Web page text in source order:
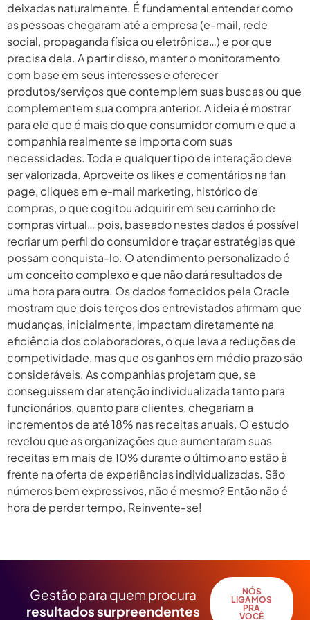
deixadas naturalmente. É fundamental entender como
as pessoas chegaram até a empresa (e-mail, rede
social, propaganda física ou eletrônica…) e por que
precisa dela. A partir disso, manter o monitoramento
com base em seus interesses e oferecer
produtos/serviços que contemplem suas buscas ou que
complementem sua compra anterior. A ideia é mostrar
para ele que é mais do que consumidor comum e que a
companhia realmente se importa com suas
necessidades. Toda e qualquer tipo de interação deve
ser valorizada. Aproveite os likes e comentários na fan
page, cliques em e-mail marketing, histórico de
compras, o que cogitou adquirir em seu carrinho de
compras virtual… pois, baseado nestes dados é possível
recriar um perfil do consumidor e traçar estratégias que
possam conquista-lo. O atendimento personalizado é
um conceito complexo e que não dará resultados de
uma hora para outra. Os dados fornecidos pela Oracle
mostram que dois terços dos entrevistados afirmam que
mudanças, inicialmente, impactam diretamente na
eficiência dos colaboradores, o que leva a reduções de
competividade, mas que os ganhos em médio prazo são
consideráveis. As companhias projetam que, se
conseguissem dar atenção individualizada tanto para
funcionários, quanto para clientes, chegariam a
incrementos de até 18% nas receitas anuais. O estudo
revelou que as organizações que aumentaram suas
receitas em mais de 10% durante o último ano estão à
frente na oferta de experiências individualizadas. São
números bem expressivos, não é mesmo? Então não é
hora de perder tempo. Reinvente-se!
Gestão para quem procura
resultados surpreendentes
NÓS
LIGAMOS
PRA
VOCÊ